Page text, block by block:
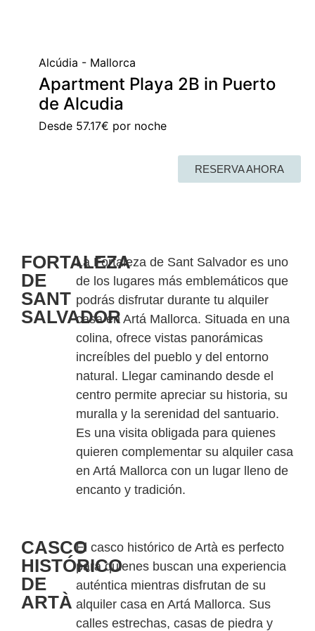
Alcúdia - Mallorca
Apartment Playa 2B in Puerto
de Alcudia
Desde 57.17€ por noche
RESERVA AHORA
FORTALEZA
DE
SANT
SALVADOR
La Fortaleza de Sant Salvador es uno
de los lugares más emblemáticos que
podrás disfrutar durante tu alquiler
casa en Artá Mallorca. Situada en una
colina, ofrece vistas panorámicas
increíbles del pueblo y del entorno
natural. Llegar caminando desde el
centro permite apreciar su historia, su
muralla y la serenidad del santuario.
Es una visita obligada para quienes
quieren complementar su alquiler casa
en Artá Mallorca con un lugar lleno de
encanto y tradición.
CASCO
HISTÓRICO
DE
ARTÀ
El casco histórico de Artà es perfecto
para quienes buscan una experiencia
auténtica mientras disfrutan de su
alquiler casa en Artá Mallorca. Sus
calles estrechas, casas de piedra y